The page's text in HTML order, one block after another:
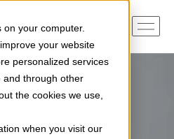
your computer.
your website
personalized services
and through other
the cookies we use,
when you visit our